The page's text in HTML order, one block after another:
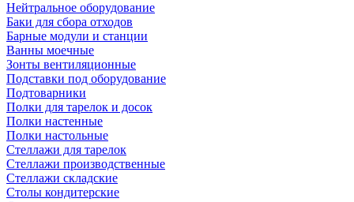
Нейтральное оборудование
Баки для сбора отходов
Барные модули и станции
Ванны моечные
Зонты вентиляционные
Подставки под оборудование
Подтоварники
Полки для тарелок и досок
Полки настенные
Полки настольные
Стеллажи для тарелок
Стеллажи производственные
Стеллажи складские
Столы кондитерские